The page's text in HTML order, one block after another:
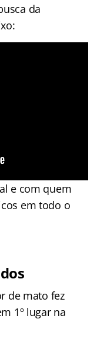
da
e com quem
em todo o
de mato fez
1º lugar na